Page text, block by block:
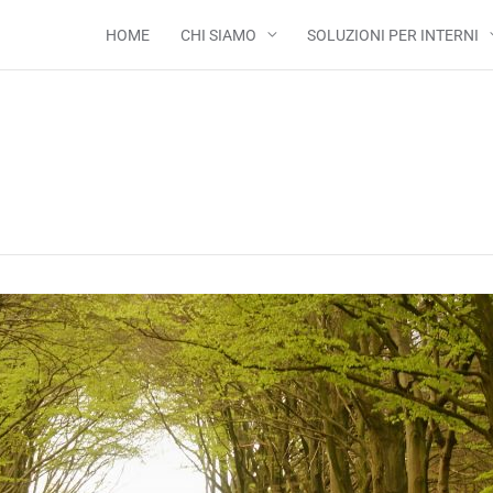
HOME CHI SIAMO SOLUZIONI PER INTERNI